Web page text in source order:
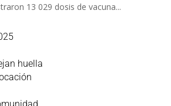
13 029 dosis de vacuna...
huella